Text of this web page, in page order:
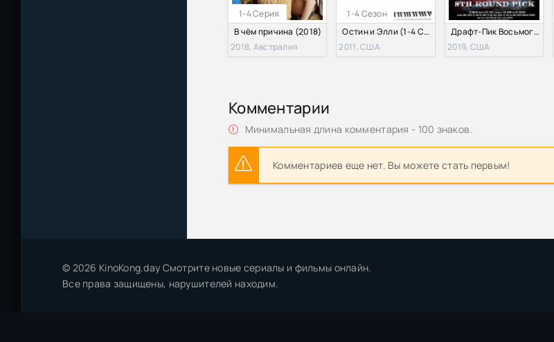
1-4 Серия
В чём причина (2018)
2018, Австралия
1-4 Сезон
Остин и Элли (1-4 Сезон)
2011, США
Драфт-Пик Восьмого Раунда (2019)
2019, США
Комментарии
Минимальная длина комментария - 100 знаков.
Комментариев еще нет. Вы можете стать первым!
© 2026 KinoKong.day Смотрите новые сериалы и фильмы онлайн.
Все права защищены, нарушителей находим.